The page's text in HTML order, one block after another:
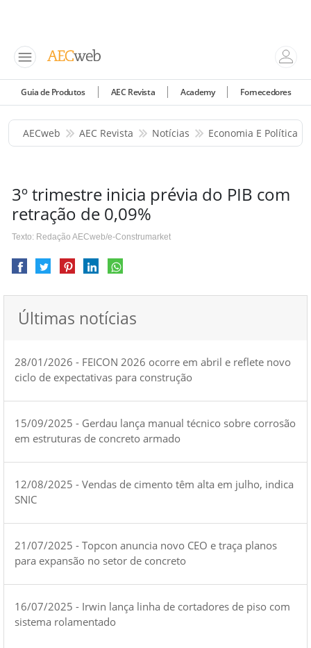
Guia de Produtos AEC Revista Academy Fornecedores
AECweb AEC Revista Notícias Economia E Política
3º trimestre inicia prévia do PIB com
retração de 0,09%
Texto: Redação AECweb/e-Construmarket
Últimas notícias
28/01/2026 - FEICON 2026 ocorre em abril e reflete novo
ciclo de expectativas para construção
15/09/2025 - Gerdau lança manual técnico sobre corrosão
em estruturas de concreto armado
12/08/2025 - Vendas de cimento têm alta em julho, indica
SNIC
21/07/2025 - Topcon anuncia novo CEO e traça planos
para expansão no setor de concreto
16/07/2025 - Irwin lança linha de cortadores de piso com
sistema rolamentado